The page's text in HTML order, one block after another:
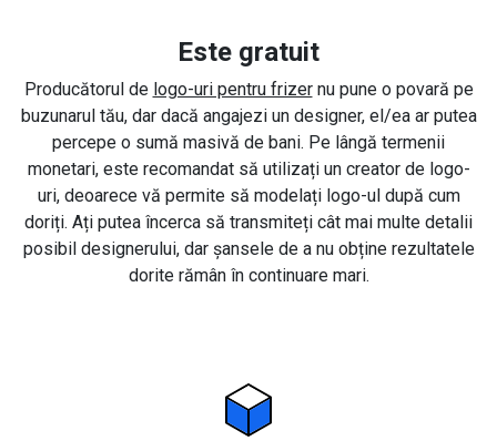
Este gratuit
Producătorul de logo-uri pentru frizernu pune o povară pe
buzunarul tău, dar dacă angajezi un designer, el/ea ar putea
percepe o sumă masivă de bani. Pe lângă termenii
monetari, este recomandat să utilizați un creator de logo-
uri, deoarece vă permite să modelați logo-ul după cum
doriți. Ați putea încerca să transmiteți cât mai multe detalii
posibil designerului, dar șansele de a nu obține rezultatele
dorite rămân în continuare mari.